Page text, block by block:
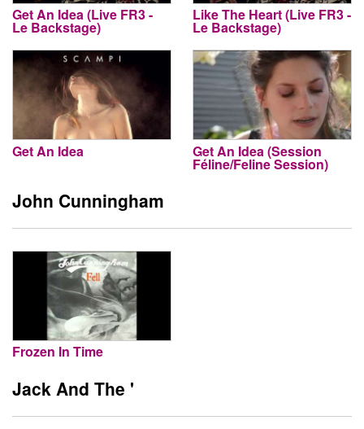
Get An Idea (Live FR3 -
Le Backstage)
Like The Heart (Live FR3 -
Le Backstage)
Get An Idea Get An Idea (Session
Féline/Feline Session)
John Cunningham
Frozen In Time
Jack And The '